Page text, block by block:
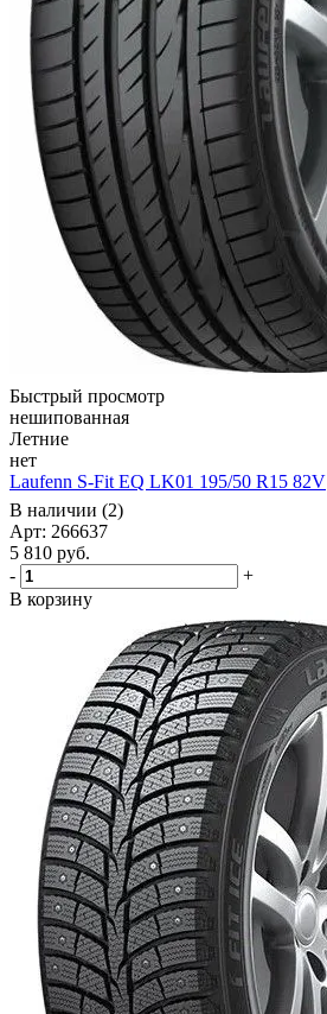
Быстрый просмотр
нешипованная
Летние
нет
Laufenn S-Fit EQ LK01 195/50 R15 82V
В наличии (2)
Арт: 266637
5 810 руб.
-
+
В корзину